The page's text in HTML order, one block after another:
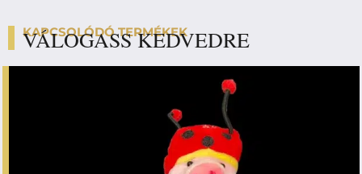
KAPCSOLÓDÓ TERMÉKEK
VÁLOGASS KEDVEDRE